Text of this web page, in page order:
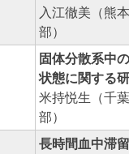
入江徹美（熊
部）
固体分散系中
状態に関する
米持悦生（千
部）
長時間血中滞